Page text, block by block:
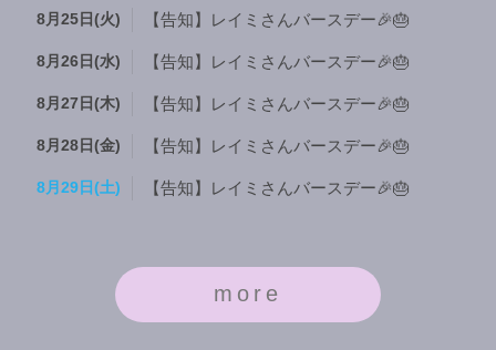
8月25日(火) 【告知】レイミさんバースデー🎉🎂
8月26日(水) 【告知】レイミさんバースデー🎉🎂
8月27日(木) 【告知】レイミさんバースデー🎉🎂
8月28日(金) 【告知】レイミさんバースデー🎉🎂
8月29日(土) 【告知】レイミさんバースデー🎉🎂
more